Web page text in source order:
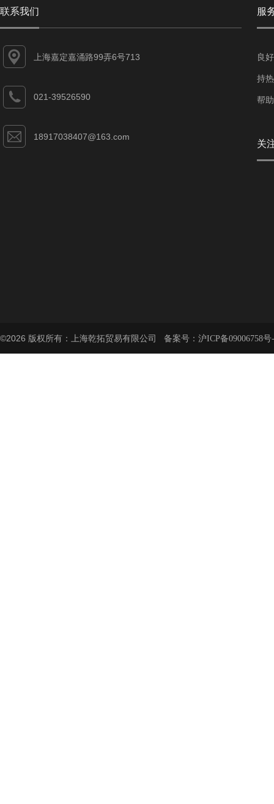
联系我们
上海嘉定嘉涌路99弄6号713
021-39526590
18917038407@163.com
服
良
持
帮
关
©2026 版权所有：上海乾拓贸易有限公司 备案号： 沪ICP备09006758号